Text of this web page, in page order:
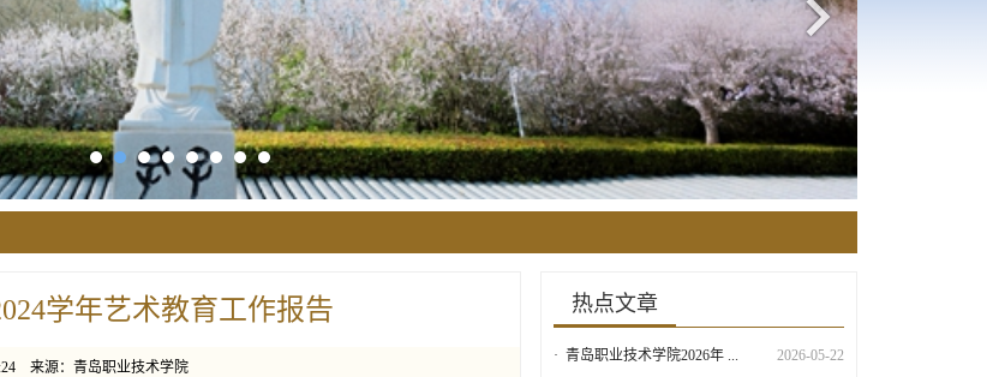
学年艺术教育工作报告
来源：青岛职业技术学院
热点文章
· 青岛职业技术学院2026年 ...
2026-05-22